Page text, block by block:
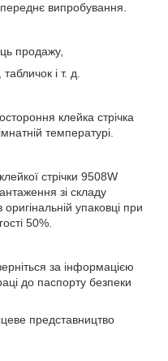
випробування.
продажу,
і т. д.
клейка стрічка
температурі.
стрічки 9508W
зі складу
упаковці при
50%.
за інформацією
до паспорту безпеки
представництво